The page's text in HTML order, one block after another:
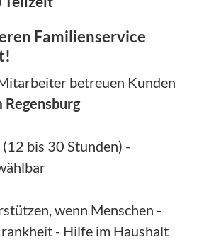
Familienservice
betreuen Kunden
Regensburg
(12 bis 30 Stunden) -
wenn Menschen -
- Hilfe im Haushalt